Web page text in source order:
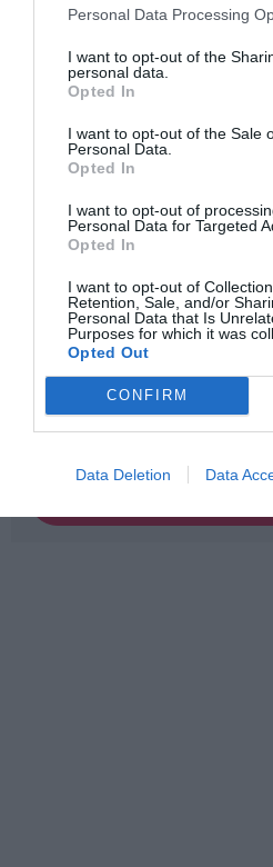
Personal Data Processing
I want to opt-out of the
personal data.
Opted In
I want to opt-out of the Sale
Personal Data.
Opted In
I want to opt-out of
Personal Data for Targeted
Opted In
I want to opt-out of
Retention, Sale, and/or
Personal Data that Is
Purposes for which it was
Opted Out
CONFIRM
Data Deletion Data
Βρες το